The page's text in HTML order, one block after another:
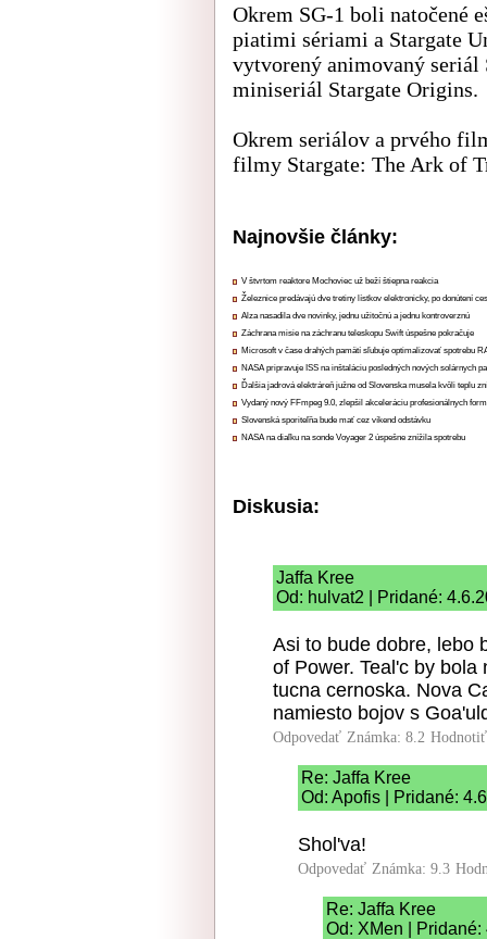
Okrem SG-1 boli natočené
piatimi sériami a Stargate
vytvorený animovaný
miniseriál Stargate Origins.
Okrem seriálov a prvého
filmy Stargate: The Ark of
Najnovšie články:
V štvrtom reaktore Mochoviec už beží štiepna reakcia
Železnice predávajú dve tretiny lístkov elektronicky, po donútení
Alza nasadila dve novinky, jednu užitočnú a jednu kontroverznú
Záchrana misie na záchranu teleskopu Swift úspešne pokračuje
Microsoft v čase drahých pamätí sľubuje optimalizovať spotrebu
NASA pripravuje ISS na inštaláciu posledných nových solárnych
Ďalšia jadrová elektráreň južne od Slovenska musela kvôli teplu
Vydaný nový FFmpeg 9.0, zlepšil akceleráciu profesionálnych
Slovenská sporiteľňa bude mať cez víkend odstávku
NASA na diaľku na sonde Voyager 2 úspešne znížila spotrebu
Diskusia:
Jaffa Kree
Od: hulvat2 | Pridané:
Asi to bude dobre, lebo
of Power. Teal'c by
tucna cernoska. Nova
namiesto bojov s
Odpovedať Známka: 8.2
Re: Jaffa Kree
Od: Apofis | Pridané:
Shol'va!
Odpovedať Známka: 9.3
Re: Jaffa Kree
Od: XMen |